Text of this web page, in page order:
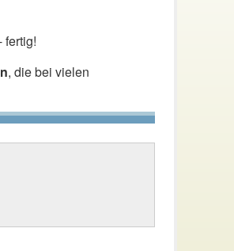
fertig!
, die bei vielen